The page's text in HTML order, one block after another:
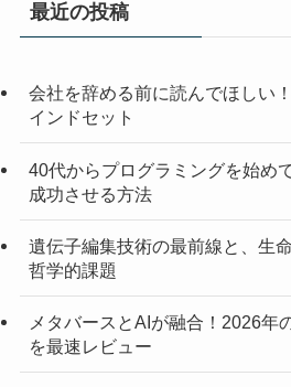
最近の投稿
会社を辞める前に読んでほしい
インドセット
40代からプログラミングを始め
成功させる方法
遺伝子編集技術の最前線と、生
哲学的課題
メタバースとAIが融合！2026年
を最速レビュー